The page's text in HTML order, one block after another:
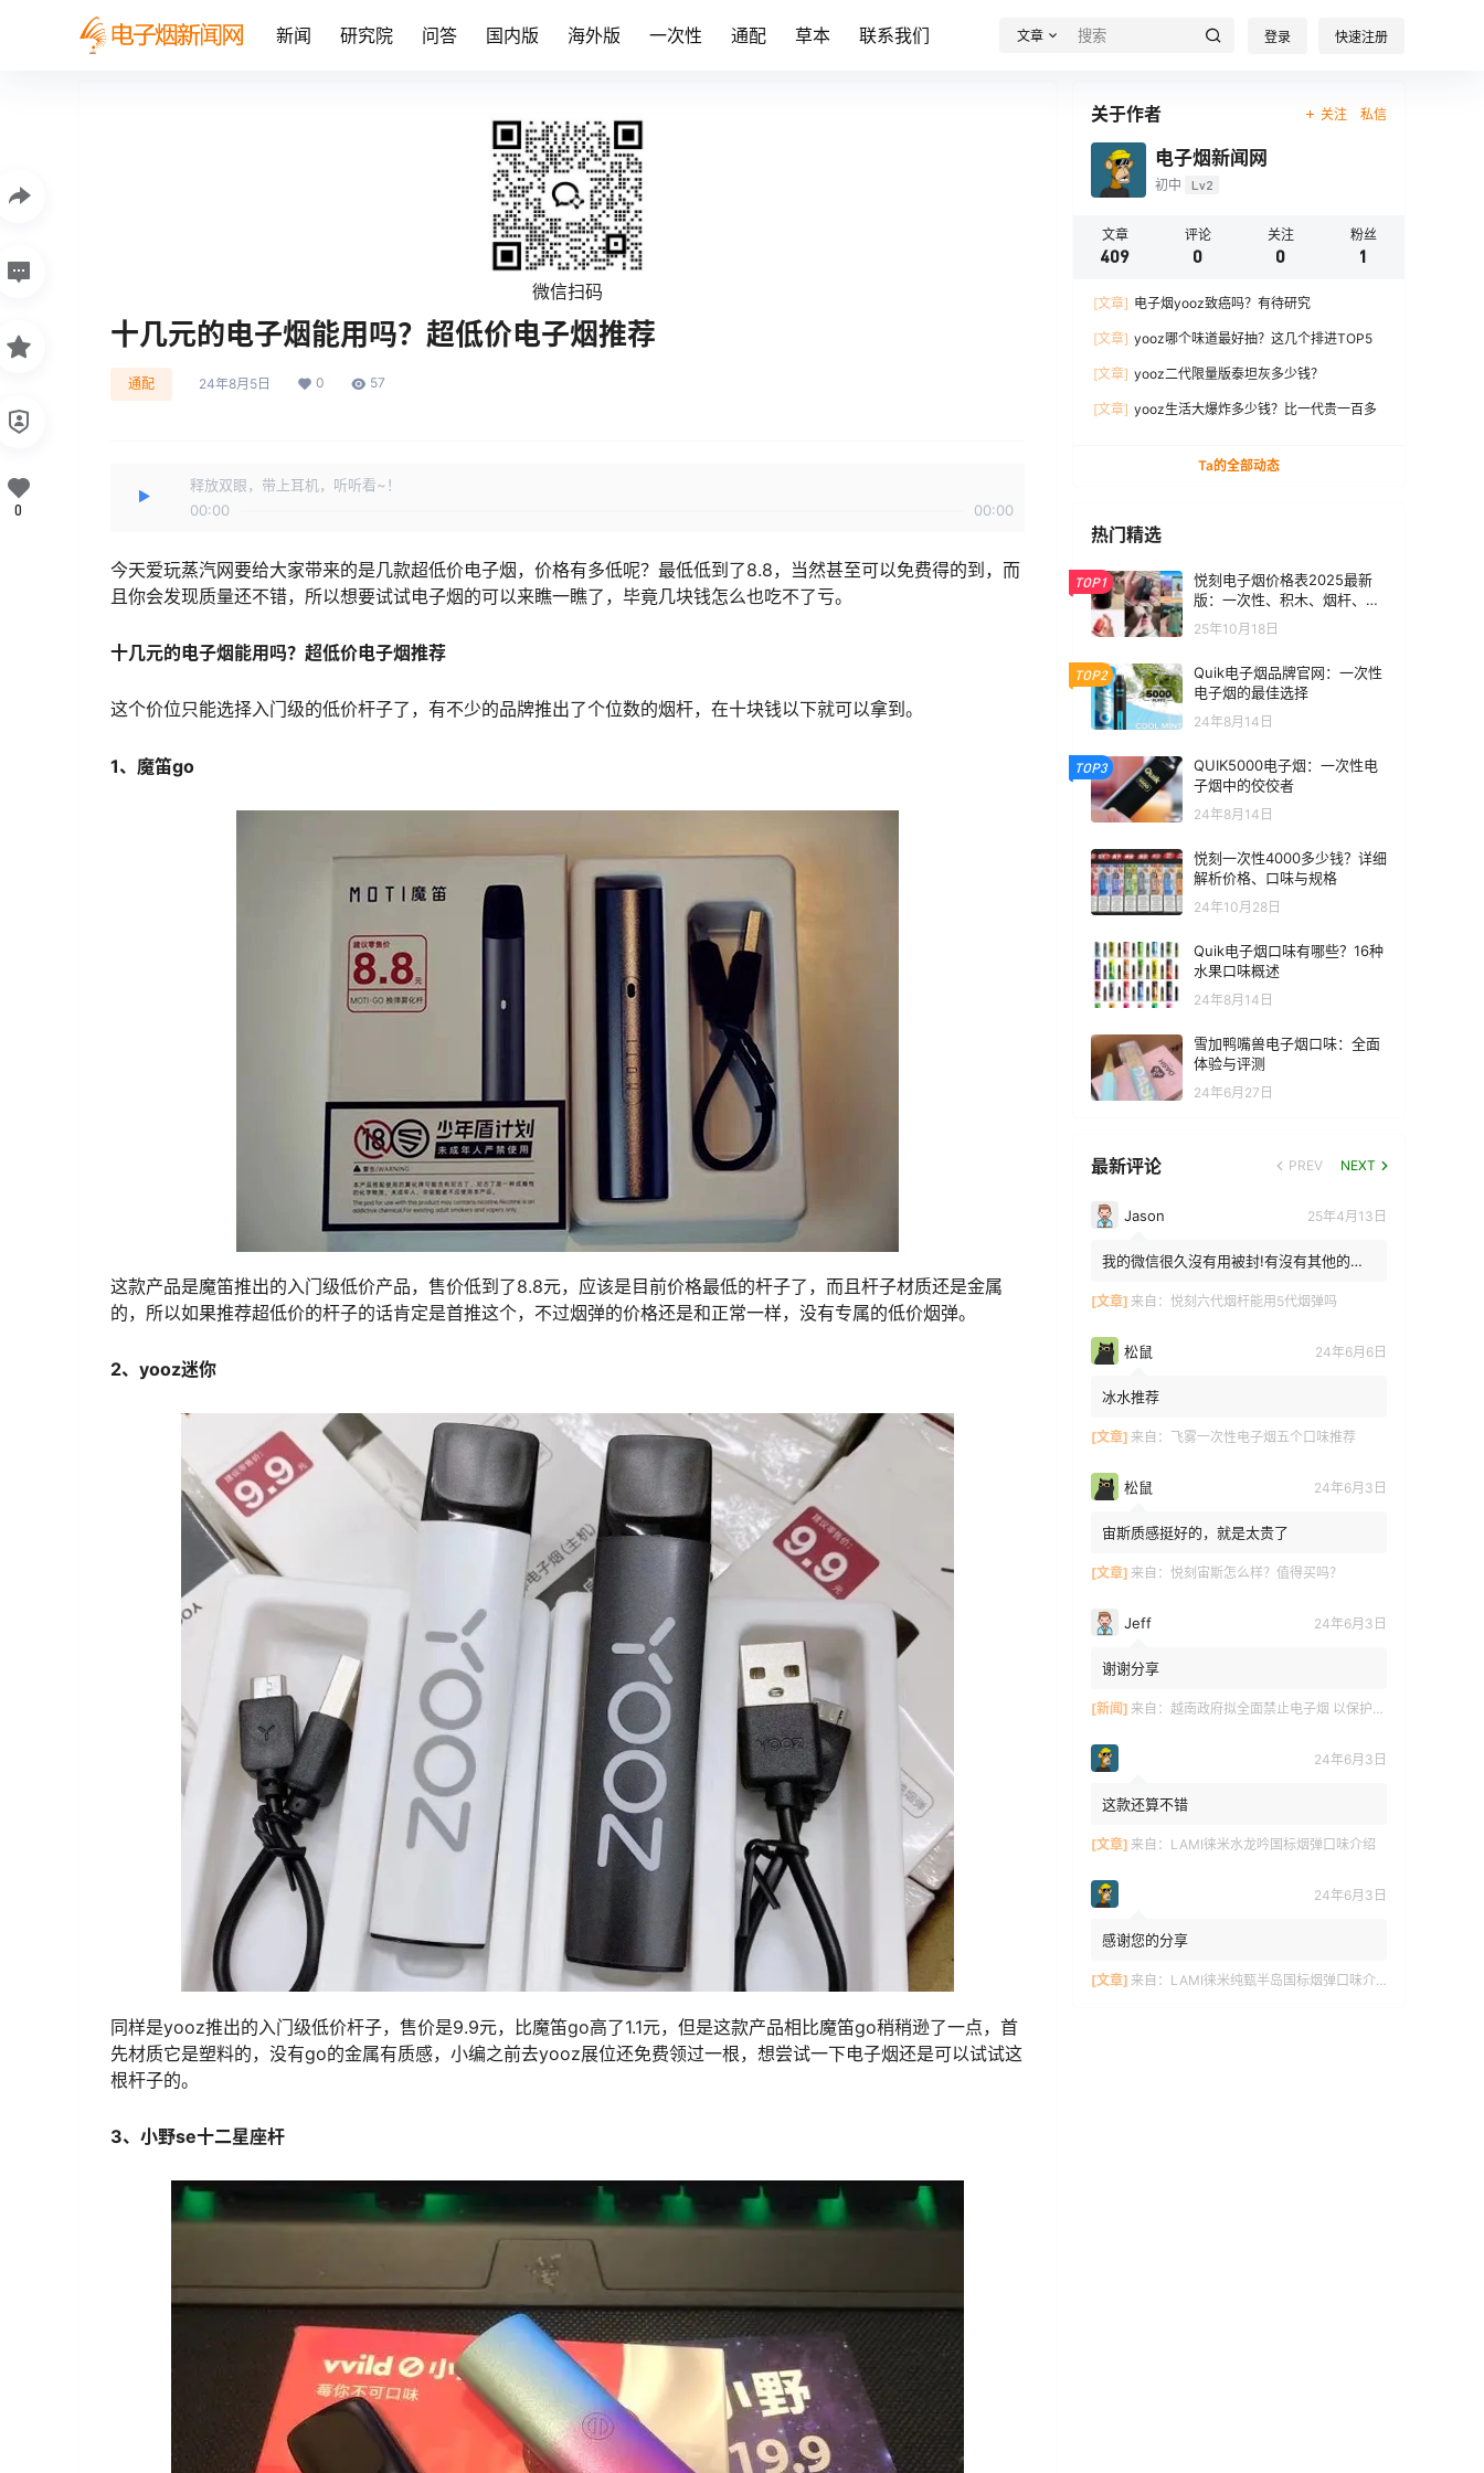
新闻 研究院 问答 国内版 海外版 一次性 通配 草本 联系我们 文章 登录 快速注册
微信扫码
十几元的电子烟能用吗？超低价电子烟推荐
通配 24年8月5日 0 57
释放双眼，带上耳机，听听看~！
00:00
00:00
今天爱玩蒸汽网要给大家带来的是几款超低价电子烟，价格有多低呢？最低低到了8.8，当然甚至可以免费得的到，而
且你会发现质量还不错，所以想要试试电子烟的可以来瞧一瞧了，毕竟几块钱怎么也吃不了亏。
十几元的电子烟能用吗？超低价电子烟推荐
这个价位只能选择入门级的低价杆子了，有不少的品牌推出了个位数的烟杆，在十块钱以下就可以拿到。
1、魔笛go
这款产品是魔笛推出的入门级低价产品，售价低到了8.8元，应该是目前价格最低的杆子了，而且杆子材质还是金属
的，所以如果推荐超低价的杆子的话肯定是首推这个，不过烟弹的价格还是和正常一样，没有专属的低价烟弹。
2、yooz迷你
同样是yooz推出的入门级低价杆子，售价是9.9元，比魔笛go高了1.1元，但是这款产品相比魔笛go稍稍逊了一点，首
先材质它是塑料的，没有go的金属有质感，小编之前去yooz展位还免费领过一根，想尝试一下电子烟还是可以试试这
根杆子的。
3、小野se十二星座杆
0
关于作者 关注 私信
电子烟新闻网
初中 Lv2
文章
409
评论
0
关注
0
粉丝
1
[文章] 电子烟yooz致癌吗？有待研究
[文章] yooz哪个味道最好抽？这几个排进TOP5
[文章] yooz二代限量版泰坦灰多少钱？
[文章] yooz生活大爆炸多少钱？比一代贵一百多
Ta的全部动态
热门精选
TOP1
悦刻电子烟价格表2025最新
版：一次性、积木、烟杆、烟
弹全价位汇总
25年10月18日
TOP2
Quik电子烟品牌官网：一次性
电子烟的最佳选择
24年8月14日
TOP3
QUIK5000电子烟：一次性电
子烟中的佼佼者
24年8月14日
悦刻一次性4000多少钱？详细
解析价格、口味与规格
24年10月28日
Quik电子烟口味有哪些？16种
水果口味概述
24年8月14日
雪加鸭嘴兽电子烟口味：全面
体验与评测
24年6月27日
最新评论 PREV NEXT
Jason 25年4月13日
我的微信很久沒有用被封!有沒有其他的方
[文章] 来自： 悦刻六代烟杆能用5代烟弹吗
松鼠 24年6月6日
冰水推荐
[文章] 来自： 飞雾一次性电子烟五个口味推荐
松鼠 24年6月3日
宙斯质感挺好的，就是太贵了
[文章] 来自： 悦刻宙斯怎么样？值得买吗？
Jeff 24年6月3日
谢谢分享
[新闻] 来自： 越南政府拟全面禁止电子烟 以保护青少年健康
24年6月3日
这款还算不错
[文章] 来自： LAMI徕米水龙吟国标烟弹口味介绍
24年6月3日
感谢您的分享
[文章] 来自： LAMI徕米纯甄半岛国标烟弹口味介绍